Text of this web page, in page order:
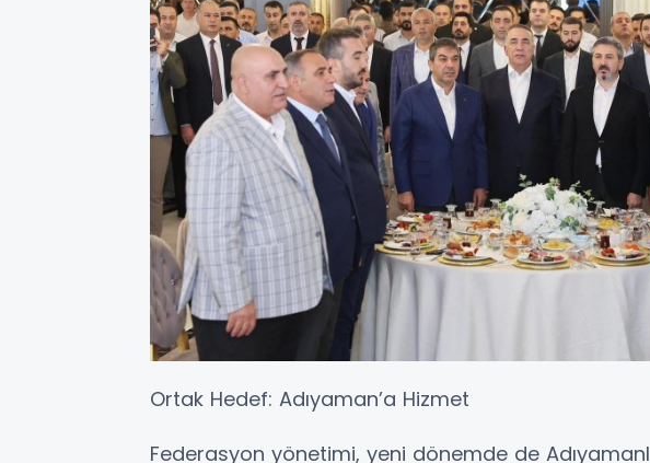
Ortak Hedef: Adıyaman’a Hizmet
Federasyon yönetimi, yeni dönemde de